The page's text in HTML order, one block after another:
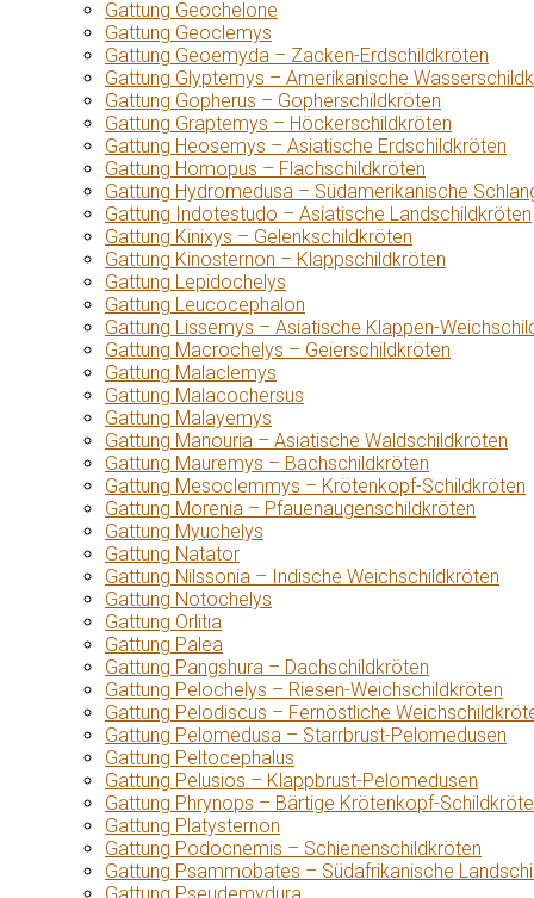
Gattung Geochelone
Gattung Geoclemys
Gattung Geoemyda – Zacken-Erdschildkröten
Gattung Glyptemys – Amerikanische
Gattung Gopherus – Gopherschildkröten
Gattung Graptemys – Höckerschildkröten
Gattung Heosemys – Asiatische Erdschildkröten
Gattung Homopus – Flachschildkröten
Gattung Hydromedusa – Südamerikanische
Gattung Indotestudo – Asiatische Landschildkröten
Gattung Kinixys – Gelenkschildkröten
Gattung Kinosternon – Klappschildkröten
Gattung Lepidochelys
Gattung Leucocephalon
Gattung Lissemys – Asiatische Klappen-
Gattung Macrochelys – Geierschildkröten
Gattung Malaclemys
Gattung Malacochersus
Gattung Malayemys
Gattung Manouria – Asiatische Waldschildkröten
Gattung Mauremys – Bachschildkröten
Gattung Mesoclemmys – Krötenkopf-Schildkröten
Gattung Morenia – Pfauenaugenschildkröten
Gattung Myuchelys
Gattung Natator
Gattung Nilssonia – Indische Weichschildkröten
Gattung Notochelys
Gattung Orlitia
Gattung Palea
Gattung Pangshura – Dachschildkröten
Gattung Pelochelys – Riesen-Weichschildkröten
Gattung Pelodiscus – Fernöstliche
Gattung Pelomedusa – Starrbrust-Pelomedusen
Gattung Peltocephalus
Gattung Pelusios – Klappbrust-Pelomedusen
Gattung Phrynops – Bärtige Krötenkopf-
Gattung Platysternon
Gattung Podocnemis – Schienenschildkröten
Gattung Psammobates – Südafrikanische